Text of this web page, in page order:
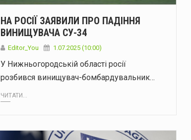
НА РОСІЇ ЗАЯВИЛИ ПРО ПАДІННЯ
ВИНИЩУВАЧА СУ-34
Editor_You 1.07.2025 (10:00)
У Нижньогородській області росії
розбився винищувач-бомбардувальник…
ЧИТАТИ...